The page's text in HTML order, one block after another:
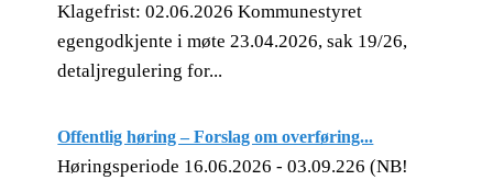
Klagefrist: 02.06.2026 Kommunestyret
egengodkjente i møte 23.04.2026, sak 19/26,
detaljregulering for...
Offentlig høring – Forslag om overføring...
Høringsperiode 16.06.2026 - 03.09.226 (NB!